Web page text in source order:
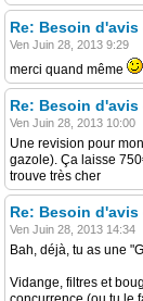
Re: Besoin d'avis
Ven Juin 28, 2013 9:29
merci quand même
Re: Besoin d'avis
Ven Juin 28, 2013 10:00
Une revision pour
gazole). Ça laisse
trouve très cher
Re: Besoin d'avis
Ven Juin 28, 2013 14:34
Bah, déjà, tu as une
Vidange, filtres et